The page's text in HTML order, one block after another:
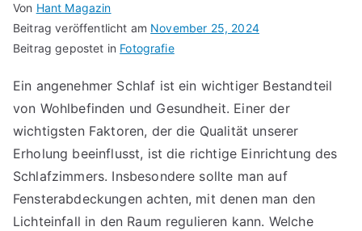
Von Hant Magazin
Beitrag veröffentlicht am November 25, 2024
Beitrag gepostet in Fotografie
Ein angenehmer Schlaf ist ein wichtiger Bestandteil
von Wohlbefinden und Gesundheit. Einer der
wichtigsten Faktoren, der die Qualität unserer
Erholung beeinflusst, ist die richtige Einrichtung des
Schlafzimmers. Insbesondere sollte man auf
Fensterabdeckungen achten, mit denen man den
Lichteinfall in den Raum regulieren kann. Welche